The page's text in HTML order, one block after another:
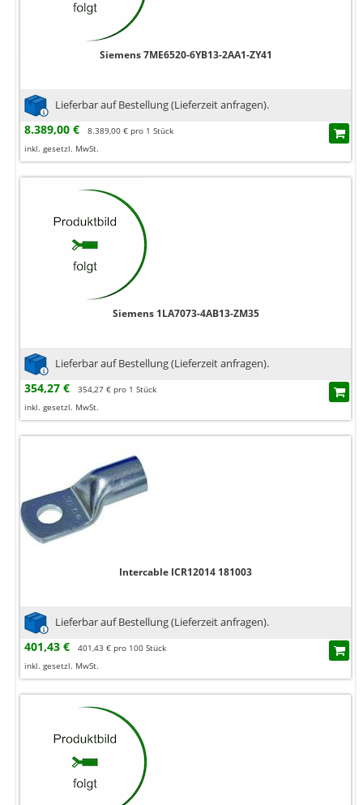
Siemens 7ME6520-6YB13-2AA1-ZY41
Lieferbar auf Bestellung (Lieferzeit anfragen).
8.389,00 €
8.389,00 € pro 1 Stück
inkl. gesetzl. MwSt.
Siemens 1LA7073-4AB13-ZM35
Lieferbar auf Bestellung (Lieferzeit anfragen).
354,27 €
354,27 € pro 1 Stück
inkl. gesetzl. MwSt.
Intercable ICR12014 181003
Lieferbar auf Bestellung (Lieferzeit anfragen).
401,43 €
401,43 € pro 100 Stück
inkl. gesetzl. MwSt.